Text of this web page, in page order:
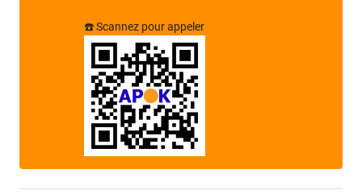
☎️ Scannez pour appeler